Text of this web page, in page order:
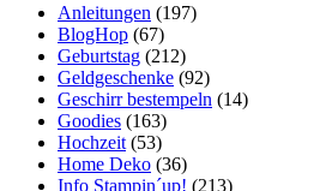
Anleitungen (197)
BlogHop (67)
Geburtstag (212)
Geldgeschenke (92)
Geschirr bestempeln (14)
Goodies (163)
Hochzeit (53)
Home Deko (36)
Info Stampin´up! (213)